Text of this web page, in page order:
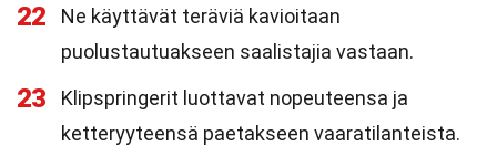
22
Ne käyttävät teräviä kavioitaan
puolustautuakseen saalistajia vastaan.
23
Klipspringerit luottavat nopeuteensa ja
ketteryyteensä paetakseen vaaratilanteista.